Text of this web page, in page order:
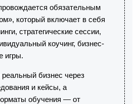
обязательным
который включает в себя
стратегические сессии,
коучинг, бизнес-
игры.
реальный бизнес через
и кейсы, а
обучения — от